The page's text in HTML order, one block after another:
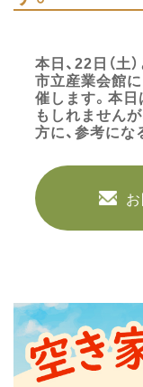
本日、22日（土
市立産業会館
催します。本
もしれません
方に、参考に